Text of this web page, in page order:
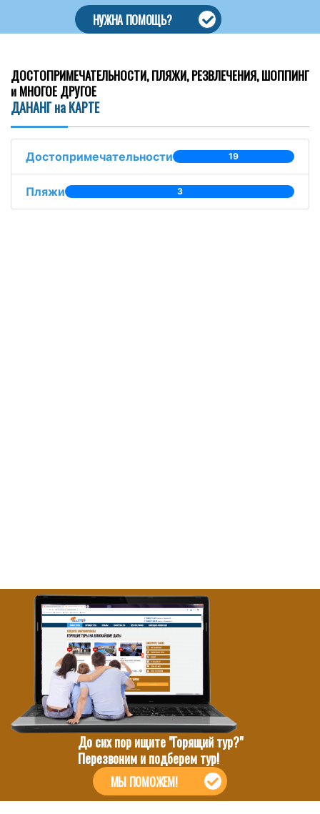
НУЖНА ПОМОЩЬ?
ДОСТОПРИМЕЧАТЕЛЬНОСТИ, ПЛЯЖИ, РЕЗВЛЕЧЕНИЯ, ШОППИНГ
и МНОГОЕ ДРУГОЕ
ДАНАНГ на КАРТЕ
Достопримечательности 19
Пляжи 3
До сих пор ищите "Горящий тур?"
Перезвоним и подберем тур!
МЫ ПОМОЖЕМ!